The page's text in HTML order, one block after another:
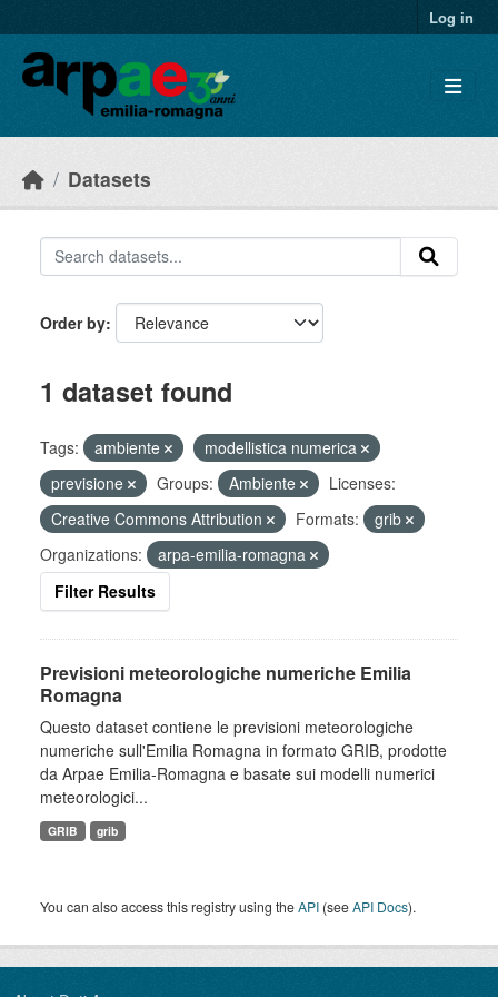
Log in
Datasets
Order by
1 dataset found
Tags: ambiente
modellistica numerica
previsione
Groups: Ambiente
Licenses:
Creative Commons Attribution
Formats:
grib
Organizations:
arpa-emilia-romagna
Filter Results
Previsioni meteorologiche numeriche Emilia
Romagna
Questo dataset contiene le previsioni meteorologiche
numeriche sull'Emilia Romagna in formato GRIB, prodotte
da Arpae Emilia-Romagna e basate sui modelli numerici
meteorologici...
GRIB grib
You can also access this registry using theAPI (seeAPI Docs).